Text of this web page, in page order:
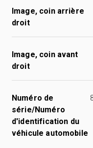
Image, coin arrière
droit
Image, coin avant
droit
Numéro de
série/Numéro
d'identification du
véhicule automobile